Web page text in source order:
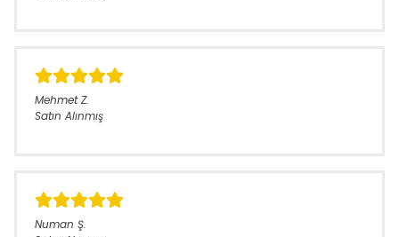
Mehmet Z.
Satın Alınmış
Numan Ş.